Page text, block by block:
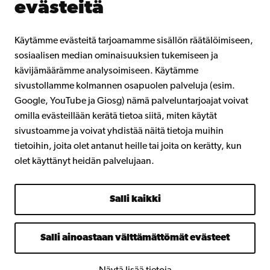
evästeitä
Käytämme evästeitä tarjoamamme sisällön räätälöimiseen,
sosiaalisen median ominaisuuksien tukemiseen ja
kävijämäärämme analysoimiseen. Käytämme
sivustollamme kolmannen osapuolen palveluja (esim.
Google, YouTube ja Giosg) nämä palveluntarjoajat voivat
omilla evästeillään kerätä tietoa siitä, miten käytät
sivustoamme ja voivat yhdistää näitä tietoja muihin
tietoihin, joita olet antanut heille tai joita on kerätty, kun
olet käyttänyt heidän palvelujaan.
Salli kaikki
Salli ainoastaan välttämättömät evästeet
Åbo Akademista
Facebook Instagram YouTube LinkedIn Blog Snapchat